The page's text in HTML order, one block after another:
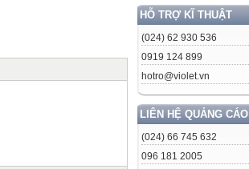
HỖ TRỢ KĨ THUẬT
(024) 62 930 536
0919 124 899
hotro@violet.vn
LIÊN HỆ QUẢNG CÁO
(024) 66 745 632
096 181 2005